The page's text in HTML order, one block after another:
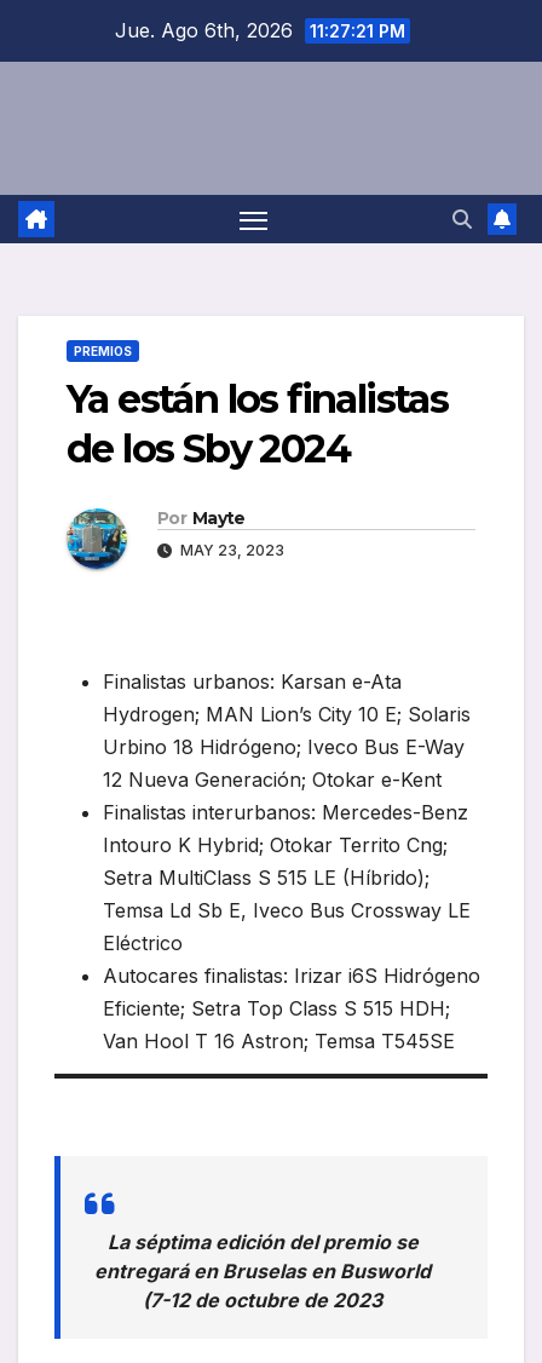
Jue. Ago 6th, 2026 11:27:21 PM
PREMIOS
Ya están los finalistas
de los Sby 2024
Por Mayte
MAY 23, 2023
Finalistas urbanos: Karsan e-Ata
Hydrogen; MAN Lion’s City 10 E; Solaris
Urbino 18 Hidrógeno; Iveco Bus E-Way
12 Nueva Generación; Otokar e-Kent
Finalistas interurbanos: Mercedes-Benz
Intouro K Hybrid; Otokar Territo Cng;
Setra MultiClass S 515 LE (Híbrido);
Temsa Ld Sb E, Iveco Bus Crossway LE
Eléctrico
Autocares finalistas: Irizar i6S Hidrógeno
Eficiente; Setra Top Class S 515 HDH;
Van Hool T 16 Astron; Temsa T545SE
La séptima edición del premio se
entregará en Bruselas en Busworld
(7-12 de octubre de 2023